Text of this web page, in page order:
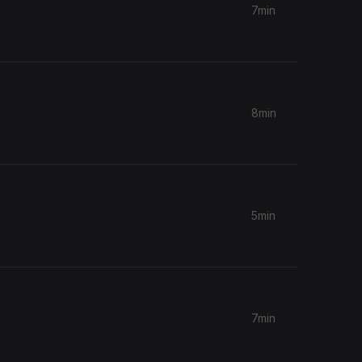
7min
8min
5min
7min